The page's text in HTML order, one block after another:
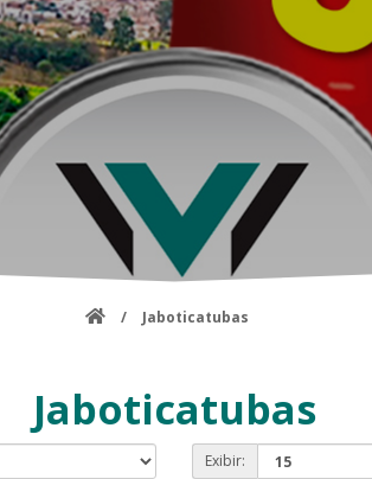
/ Jaboticatubas
Jaboticatubas
Exibir: